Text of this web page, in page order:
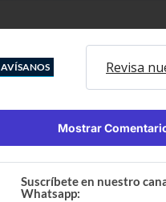
AVÍSANOS Revisa
Mostrar
Suscríbete en nuestro
Whatsapp: